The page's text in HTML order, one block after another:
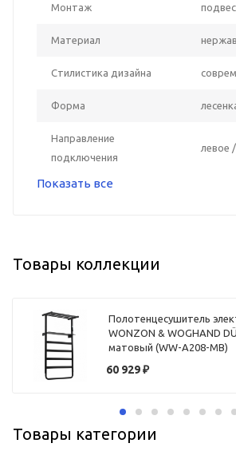
Монтаж
Материал
Стилистика дизайна
Форма
Направление
подключения
левое
Показать все
Товары коллекции
Полотенцесушитель
WONZON & WOGHAND
матовый (WW-A208-MB)
60 929₽
Товары категории